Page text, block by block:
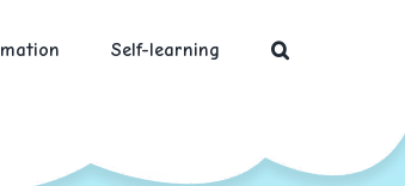
Self-learning